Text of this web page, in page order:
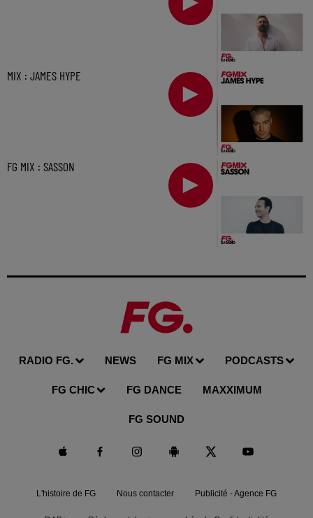
MIX : JAMES HYPE
FG MIX : SASSON
RADIO FG. NEWS FG MIX PODCASTS
FG CHIC FG DANCE MAXXIMUM
FG SOUND
L'histoire de FG Nous contacter Publicité - Agence FG